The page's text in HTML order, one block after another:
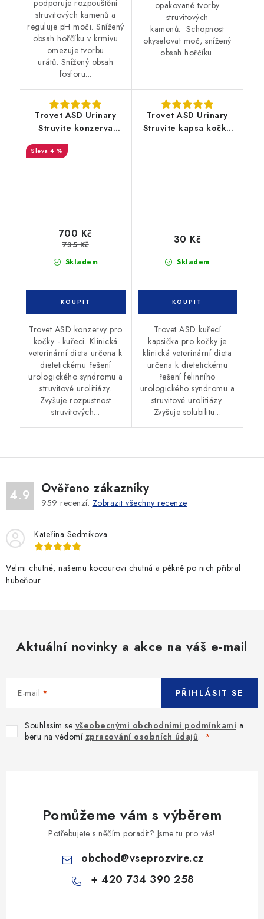
podporuje rozpouštění
struvitových kamenů a
reguluje pH moči. Snížený
obsah hořčíku v krmivu
omezuje tvorbu
urátů. Snížený obsah
fosforu...
opakované tvorby
struvitových
kamenů. Schopnost
okyselovat moč, snížený
obsah hořčíku.
Trovet ASD Urinary
Struvite konzerva
4 %
Skladem
700 Kč
735 Kč
Trovet ASD konzervy pro
kočky - kuřecí. Klinická
veterinární dieta určena k
dietetickému řešení
urologického syndromu a
struvitové urolitiázy.
Zvyšuje rozpustnost
struvitových...
Trovet ASD Urinary
Struvite kapsa kočka
Skladem
30 Kč
Trovet ASD kuřecí
kapsička pro kočky je
klinická veterinární dieta
určena k dietetickému
řešení felinního
urologického syndromu a
struvitové urolitiázy.
Zvyšuje solubilitu...
4.9 Ověřeno zákazníky
959 recenzí. Zobrazit všechny recenze
Kateřina Sedmikova
Velmi chutné, našemu kocourovi chutná a pěkně po nich přibral
hubeňour.
Aktuální novinky a akce na váš e-mail
E-mail
Souhlasím se všeobecnými obchodními podmínkami a
beru na vědomí zpracování osobních údajů.
PŘIHLÁSIT SE
Pomůžeme vám s výběrem
Potřebujete s něčím poradit? Jsme tu pro vás!
obchod@vseprozvire.cz
+ 420 734 390 258